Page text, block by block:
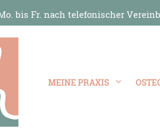
bis Fr. nach telefonischer
MEINE PRAXIS